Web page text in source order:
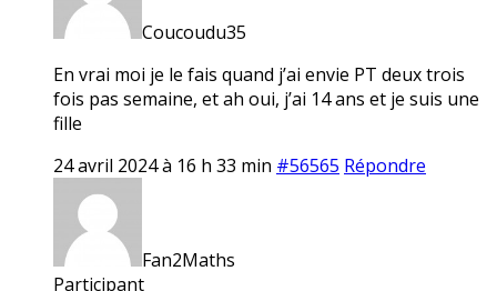
Coucoudu35
En vrai moi je le fais quand j’ai envie PT deux trois
fois pas semaine, et ah oui, j’ai 14 ans et je suis une
fille
24 avril 2024 à 16 h 33 min #56565 Répondre
Fan2Maths
Participant